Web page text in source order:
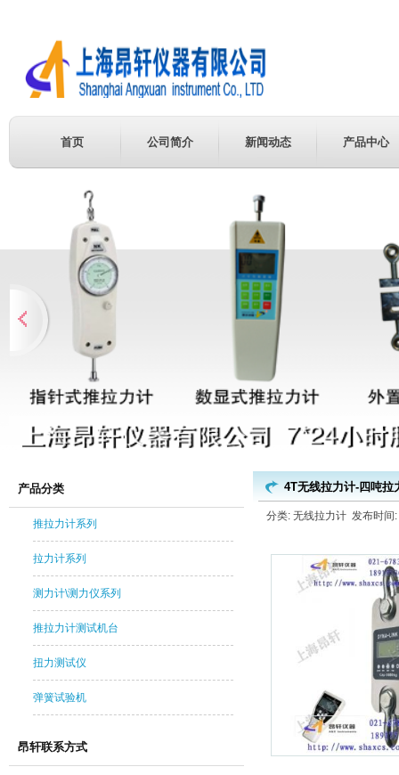
首页 公司简介 新闻动态 产品中心
产品分类
推拉力计系列
拉力计系列
测力计\测力仪系列
推拉力计测试机台
扭力测试仪
弹簧试验机
昂轩联系方式
4T无线拉力计-四吨拉
分类: 无线拉力计 发布时